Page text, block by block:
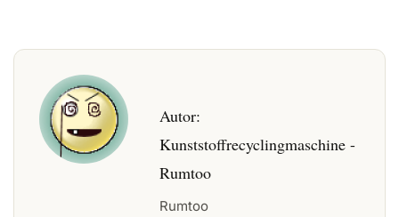
Autor:
Kunststoffrecyclingmaschine -
Rumtoo
Rumtoo